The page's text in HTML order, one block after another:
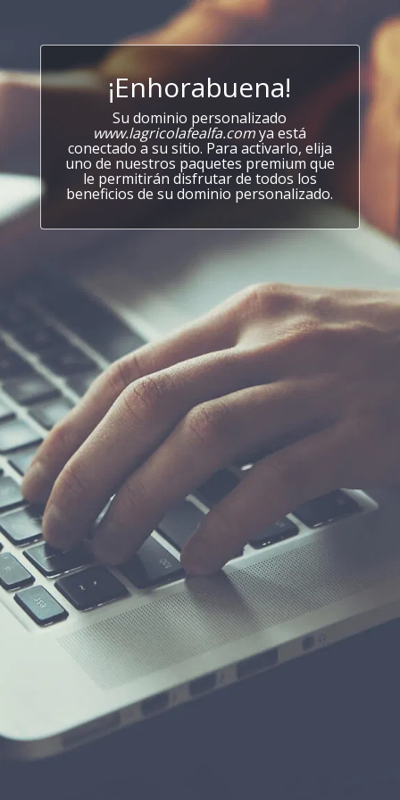
¡Enhorabuena!
Su dominio personalizado
www.lagricolafealfa.comya está
conectado a su sitio. Para activarlo, elija
uno de nuestros paquetes premium que
le permitirán disfrutar de todos los
beneficios de su dominio personalizado.